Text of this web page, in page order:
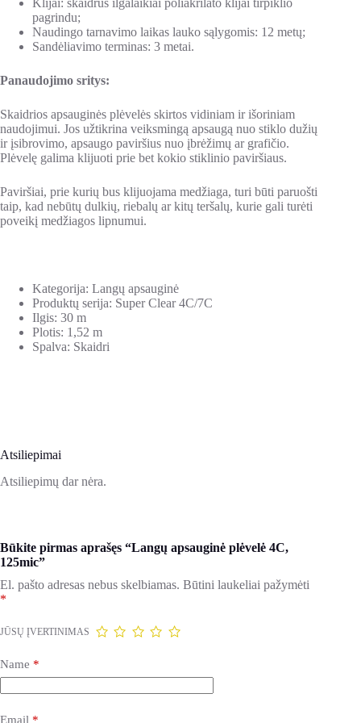
Klijai: skaidrūs ilgalaikiai poliakrilato klijai tirpiklio
pagrindu;
Naudingo tarnavimo laikas lauko sąlygomis: 12 metų;
Sandėliavimo terminas: 3 metai.
Panaudojimo sritys:
Skaidrios apsauginės plėvelės skirtos vidiniam ir išoriniam
naudojimui. Jos užtikrina veiksmingą apsaugą nuo stiklo dužių
ir įsibrovimo, apsaugo paviršius nuo įbrėžimų ar grafičio.
Plėvelę galima klijuoti prie bet kokio stiklinio paviršiaus.
Paviršiai, prie kurių bus klijuojama medžiaga, turi būti paruošti
taip, kad nebūtų dulkių, riebalų ar kitų teršalų, kurie gali turėti
poveikį medžiagos lipnumui.
Kategorija: Langų apsauginė
Produktų serija: Super Clear 4C/7C
Ilgis: 30 m
Plotis: 1,52 m
Spalva: Skaidri
Atsiliepimai
Atsiliepimų dar nėra.
Būkite pirmas aprašęs “Langų apsauginė plėvelė 4C,
125mic”
El. pašto adresas nebus skelbiamas. Būtini laukeliai pažymėti
*
JŪSŲ ĮVERTINIMAS
Name *
Email *